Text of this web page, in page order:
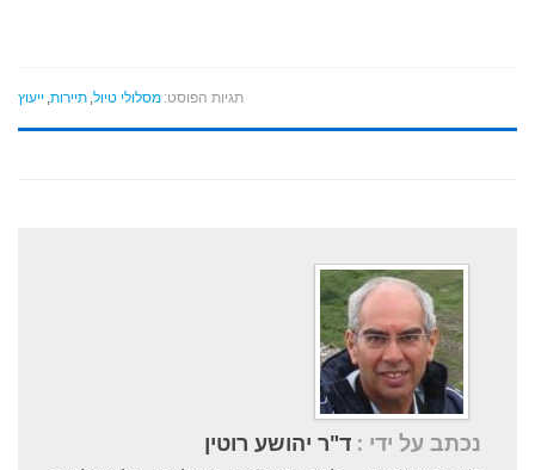
תגיות הפוסט: מסלולי טיול, תיירות, ייעוץ
נכתב על ידי : ד"ר יהושע רוטין